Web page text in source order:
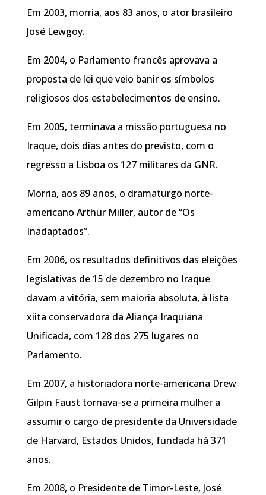
Em 2003, morria, aos 83 anos, o ator brasileiro
José Lewgoy.
Em 2004, o Parlamento francês aprovava a
proposta de lei que veio banir os símbolos
religiosos dos estabelecimentos de ensino.
Em 2005, terminava a missão portuguesa no
Iraque, dois dias antes do previsto, com o
regresso a Lisboa os 127 militares da GNR.
Morria, aos 89 anos, o dramaturgo norte-
americano Arthur Miller, autor de “Os
Inadaptados”.
Em 2006, os resultados definitivos das eleições
legislativas de 15 de dezembro no Iraque
davam a vitória, sem maioria absoluta, à lista
xiita conservadora da Aliança Iraquiana
Unificada, com 128 dos 275 lugares no
Parlamento.
Em 2007, a historiadora norte-americana Drew
Gilpin Faust tornava-se a primeira mulher a
assumir o cargo de presidente da Universidade
de Harvard, Estados Unidos, fundada há 371
anos.
Em 2008, o Presidente de Timor-Leste, José